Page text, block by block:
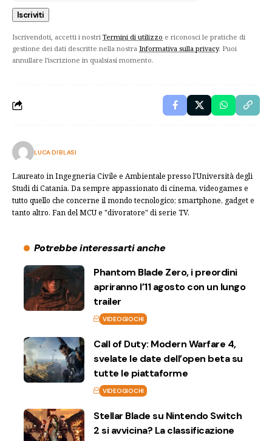
Iscrivendoti, accetti i nostri Termini di utilizzo e riconosci le pratiche di
gestione dei dati descritte nella nostra Informativa sulla privacy. Puoi
annullare l'iscrizione in qualsiasi momento.
LUCA DI BLASI
Laureato in Ingegneria Civile e Ambientale presso l'Università degli
Studi di Catania. Da sempre appassionato di cinema, videogames e
tutto quello che concerne il mondo tecnologico; smartphone, gadget e
tanto altro. Fan del MCU e "divoratore" di serie TV.
Potrebbe interessarti anche
Phantom Blade Zero, i preordini
apriranno l’11 agosto con un lungo
trailer
VIDEOGIOCHI
Call of Duty: Modern Warfare 4,
svelate le date dell’open beta su
tutte le piattaforme
VIDEOGIOCHI
Stellar Blade su Nintendo Switch
2 si avvicina? La classificazione